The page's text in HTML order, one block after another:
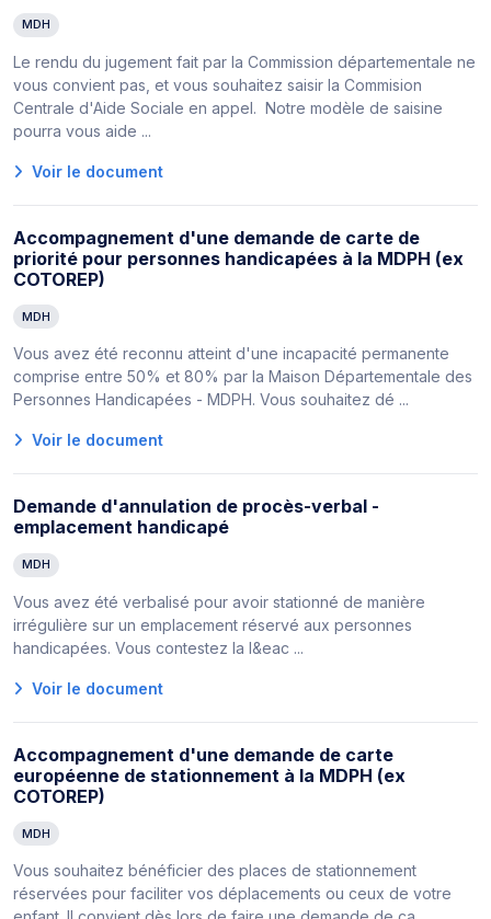
MDH
Le rendu du jugement fait par la Commission départementale ne
vous convient pas, et vous souhaitez saisir la Commision
Centrale d'Aide Sociale en appel. Notre modèle de saisine
pourra vous aide ...
Voir le document
Accompagnement d'une demande de carte de
priorité pour personnes handicapées à la MDPH (ex
COTOREP)
MDH
Vous avez été reconnu atteint d'une incapacité permanente
comprise entre 50% et 80% par la Maison Départementale des
Personnes Handicapées - MDPH. Vous souhaitez dé ...
Voir le document
Demande d'annulation de procès-verbal -
emplacement handicapé
MDH
Vous avez été verbalisé pour avoir stationné de manière
irrégulière sur un emplacement réservé aux personnes
handicapées. Vous contestez la l&eac ...
Voir le document
Accompagnement d'une demande de carte
européenne de stationnement à la MDPH (ex
COTOREP)
MDH
Vous souhaitez bénéficier des places de stationnement
réservées pour faciliter vos déplacements ou ceux de votre